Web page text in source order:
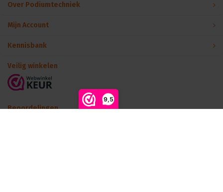
9,5
Over Podiumtechniek
Mijn Account
Kennisbank
Veilig winkelen
Beoordelingen